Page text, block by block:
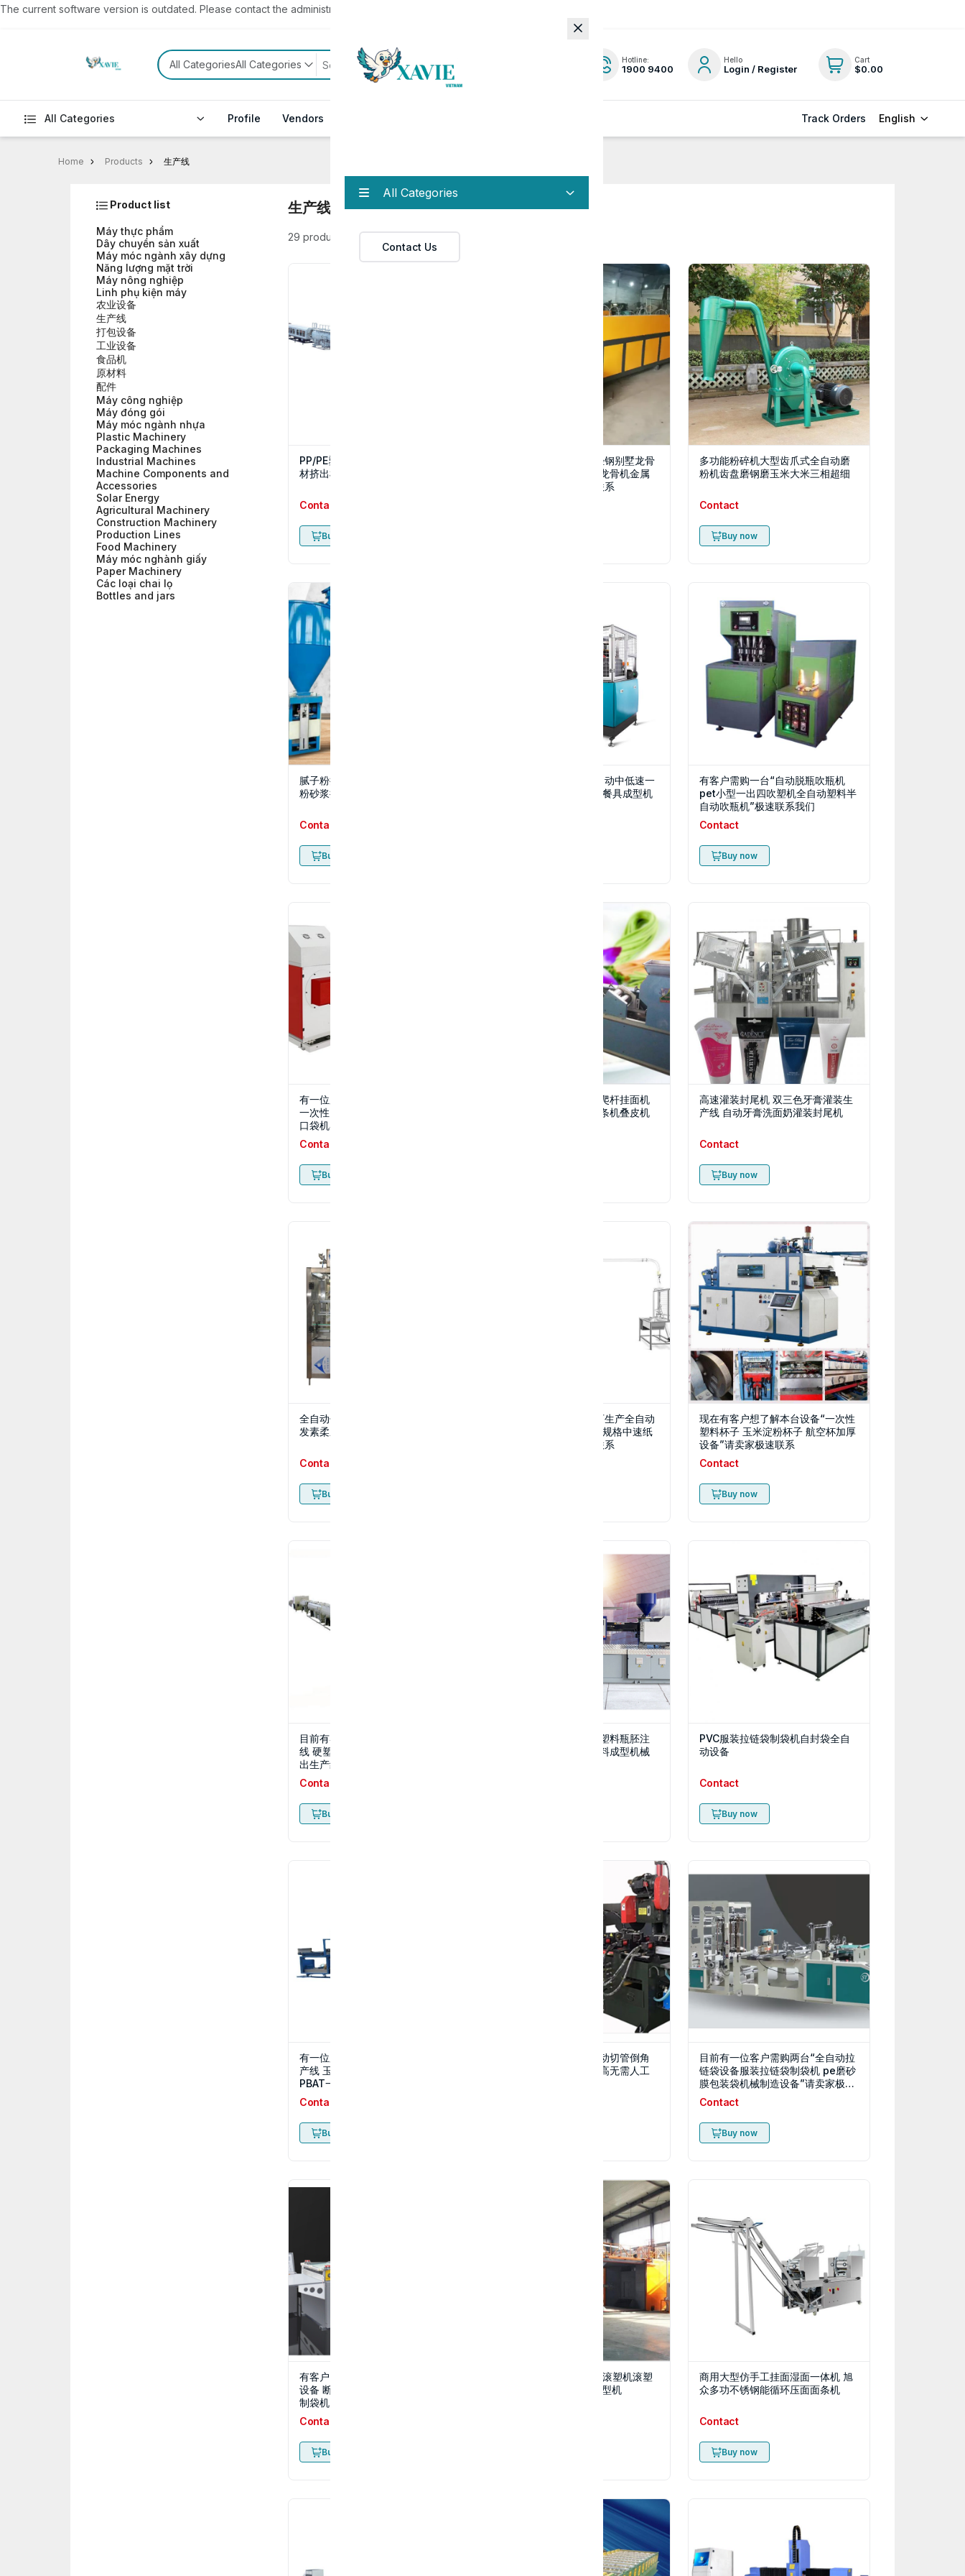
The current software version is outdated. Please contact the administrator to update to the latest version.
All Categories
Contact Us
All CategoriesAll Categories Hotline:
1900 9400
Hello
Login / Register
Cart
$0.00
All Categories Profile Vendors Track Orders English
Home Products 生产线
Product list
Máy thực phẩm
Dây chuyền sản xuất
Máy móc ngành xây dựng
Năng lượng mặt trời
Máy nông nghiệp
Linh phụ kiện máy
农业设备
生产线
打包设备
工业设备
食品机
原材料
配件
Máy công nghiệp
Máy đóng gói
Máy móc ngành nhựa
Plastic Machinery
Packaging Machines
Industrial Machines
Machine Components and
Accessories
Solar Energy
Agricultural Machinery
Construction Machinery
Production Lines
Food Machinery
Máy móc nghành giấy
Paper Machinery
Các loại chai lọ
Bottles and jars
生产线
29 product
PP/PE塑料管材生产线设备，塑料管
材挤出机设备管材生产线
Contact
Buy now
有一位厂长需购两台“轻钢别墅龙骨
机械龙骨生产设备隔墙龙骨机金属
成型设备”请卖家极速联系
多功能粉碎机大型齿爪式全自动磨
粉机齿盘磨钢磨玉米大米三相超细
Contact
Buy now
腻子粉搅拌机 全自动混合搅拌机 干
粉砂浆搅拌机轻质石膏砂浆设备
Contact
Buy now
MY-W35中速纸碗机 自动中低速一
次性纸碗成型机 一次性餐具成型机
有客户需购一台“自动脱瓶吹瓶机
pet小型一出四吹塑机全自动塑料半
自动吹瓶机”极速联系我们
Contact
Buy now
有一位厂长“连卷穿绳垃圾袋制袋机
一次性自动收口猫砂袋外卖抽绳束
口袋机器”极速联系
Contact
Buy now
全自动大型面条机自动爬杆挂面机
多功能商用压面机鲜面条机叠皮机
高速灌装封尾机 双三色牙膏灌装生
产线 自动牙膏洗面奶灌装封尾机
Contact
Buy now
全自动伺服洗衣液灌装机 洗发膏护
发素柔顺剂洗洁精灌装生产线
Contact
Buy now
现在有客户需购一台“可生产全自动
单面一次性纸杯机 多种规格中速纸
杯成型机”请卖家极速联系
现在有客户想了解本台设备“一次性
塑料杯子 玉米淀粉杯子 航空杯加厚
设备”请卖家极速联系
Contact
Buy now
目前有客户需购一台“pvc管材生产
线 硬塑料管挤出机设备 塑料型材挤
出生产线设备”极速联系
Contact
Buy now
卧式成型注塑机全自动塑料瓶胚注
塑机卧式曲肘注塑机塑料成型机械
PVC服装拉链袋制袋机自封袋全自
动设备
Contact
Buy now
有一位厂长需购两台“可降解餐盒生
产线 玉米淀粉碳酸钙pp聚乳酸
PBAT一次性餐盒成型机”请卖家极
速联系
Contact
Buy now
切管机倒角机生产线自动切管倒角
生产线全自动送料精度高无需人工
目前有一位客户需购两台“全自动拉
链袋设备服装拉链袋制袋机 pe磨砂
膜包装袋机械制造设备”请卖家极速
联系
Contact
Buy now
有客户需购三台“快递制袋全套生产
设备 断胶快递袋一体机快递袋薄膜
制袋机”极速联系
Contact
Buy now
滚塑机定制加工 多工位滚塑机滚塑
设备滚塑加工PE外壳成型机
商用大型仿手工挂面湿面一体机 旭
众多功不锈钢能循环压面面条机
Contact
Buy now